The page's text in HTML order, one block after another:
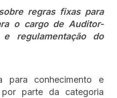
regras fixas para
o cargo de Auditor-
regulamentação do
para conhecimento e
parte da categoria